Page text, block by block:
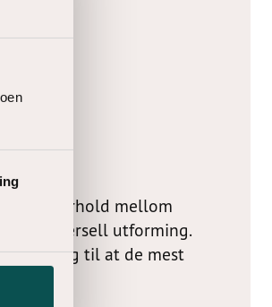
mellom
for universell utforming.
i tillegg til at de mest